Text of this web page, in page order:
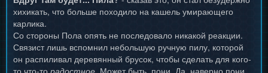
хихикать, что больше походило на кашель умирающего
карлика.
Со стороны Пола опять не последовало никакой реакции.
Связист лишь вспомнил небольшую ручную пилу, которой
он распиливал деревянный брусок, чтобы сделать для кого-